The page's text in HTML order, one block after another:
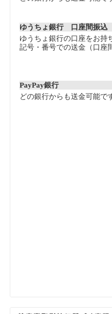
ゆうちょ銀行 口座間振込
ゆうちょ銀行の口座をお持
記号・番号での送金（口座
PayPay銀行
どの銀行からも送金可能で